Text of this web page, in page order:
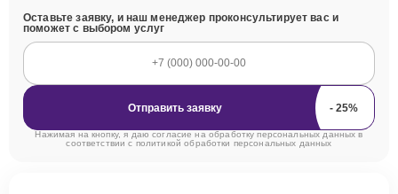
Оставьте заявку, и наш менеджер проконсультирует вас и
поможет с выбором услуг
Отправить заявку
Нажимая на кнопку, я даю согласие на обработку персональных данных в
соответствии с политикой обработки персональных данных